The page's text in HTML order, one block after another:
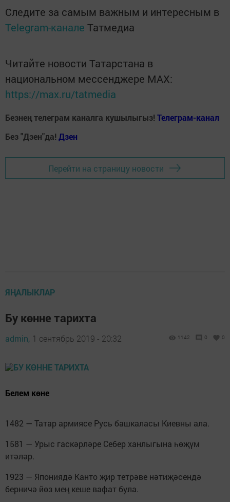
Следите за самым важным и интересным в
Telegram-канале Татмедиа
Читайте новости Татарстана в
национальном мессенджере MАХ:
https://max.ru/tatmedia
Безнең телеграм каналга кушылыгыз! Телеграм-канал
Без "Дзен"да! Дзен
Перейти на страницу новости
ЯҢАЛЫКЛАР
Бу көнне тарихта
admin, 1 сентябрь 2019 - 20:32 1142 0 0
Белем көне
1482 — Татар армиясе Русь башкаласы Киевны ала.
1581 — Урыс гаскәрләре Себер ханлыгына һөҗүм
итәләр.
1923 — Япониядә Канто җир тетрәве нәтиҗәсендә
берничә йөз мең кеше вафат була.